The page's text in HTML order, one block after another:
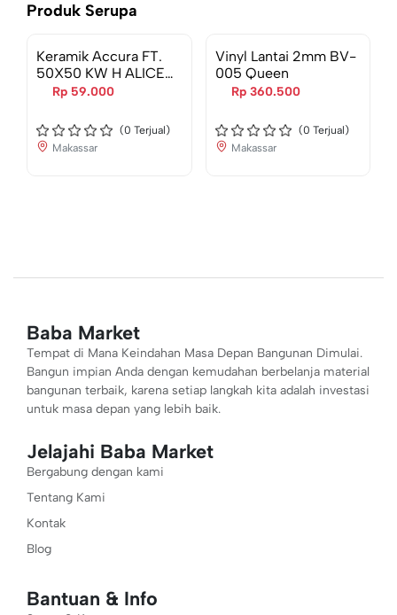
Produk Serupa
Keramik Accura FT.
50X50 KW H ALICE
GREY
Rp 59.000
(0 Terjual)
Makassar
Vinyl Lantai 2mm BV-
005 Queen
Rp 360.500
(0 Terjual)
Makassar
Baba Market
Tempat di Mana Keindahan Masa Depan Bangunan Dimulai.
Bangun impian Anda dengan kemudahan berbelanja material
bangunan terbaik, karena setiap langkah kita adalah investasi
untuk masa depan yang lebih baik.
Jelajahi Baba Market
Bergabung dengan kami
Tentang Kami
Kontak
Blog
Bantuan & Info